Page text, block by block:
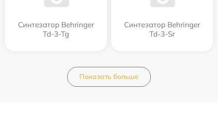
Синтезатор Behringer
Td-3-Tg
Синтезатор Behringer
Td-3-Sr
Показать больше